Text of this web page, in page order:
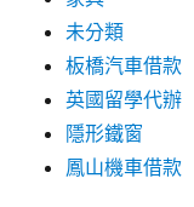
未分類
板橋汽車借款
英國留學代辦
隱形鐵窗
鳳山機車借款